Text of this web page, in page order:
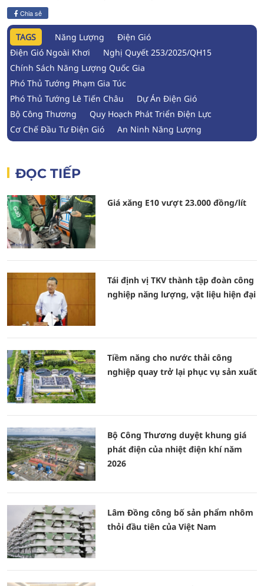
Chia sẻ
TAGS Năng Lượng
Điện Gió
Điện Gió Ngoài Khơi
Nghị Quyết 253/2025/QH15
Chính Sách Năng Lượng Quốc Gia
Phó Thủ Tướng Phạm Gia Túc
Phó Thủ Tướng Lê Tiến Châu
Dự Án Điện Gió
Bộ Công Thương
Quy Hoạch Phát Triển Điện Lực
Cơ Chế Đầu Tư Điện Gió
An Ninh Năng Lượng
ĐỌC TIẾP
Giá xăng E10 vượt 23.000 đồng/lít
Tái định vị TKV thành tập đoàn công
nghiệp năng lượng, vật liệu hiện đại
Tiềm năng cho nước thải công
nghiệp quay trở lại phục vụ sản xuất
Bộ Công Thương duyệt khung giá
phát điện của nhiệt điện khí năm
2026
Lâm Đồng công bố sản phẩm nhôm
thỏi đầu tiên của Việt Nam